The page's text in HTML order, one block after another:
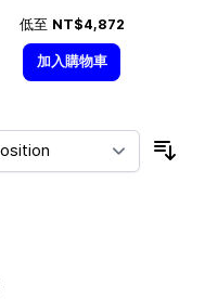
低至 NT$4,872
加入購物車